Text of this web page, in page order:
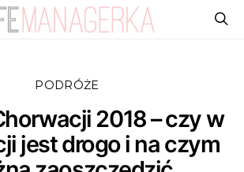
PODRÓŻE
2018 – czy w
jest drogo i na czym